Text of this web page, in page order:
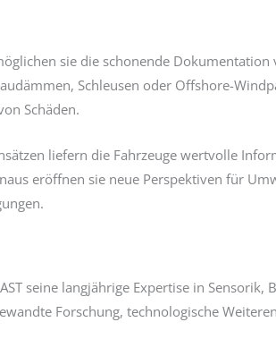
sie die schonende Dokumentation
Schleusen oder Offshore-
Schäden.
liefern die Fahrzeuge wertvolle
eröffnen sie neue Perspektiven für
seine langjährige Expertise in Sensorik,
Forschung, technologische